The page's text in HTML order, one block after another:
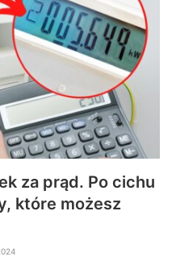
za prąd. Po cichu
które możesz